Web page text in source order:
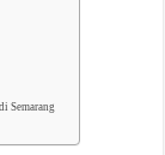
Semarang